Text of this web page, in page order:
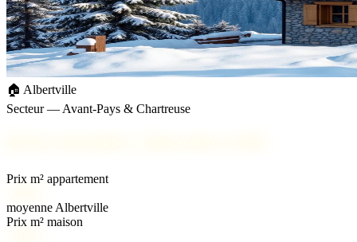
🏠 Albertville
Secteur — Avant-Pays & Chartreuse
Prix m² appartement
moyenne Albertville
Prix m² maison